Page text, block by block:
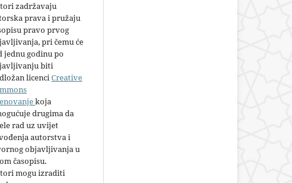
zadržavaju
prava i pružaju
pravo prvog
pri čemu će
jednu godinu po
biti
licenciCreative
koja
drugima da
rad uz uvijet
autorstva i
objavljivanja u
časopisu.
mogu izraditi